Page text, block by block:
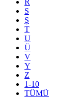
S
Ş
T
U
Ü
V
Y
Z
1-10
TÜMÜ